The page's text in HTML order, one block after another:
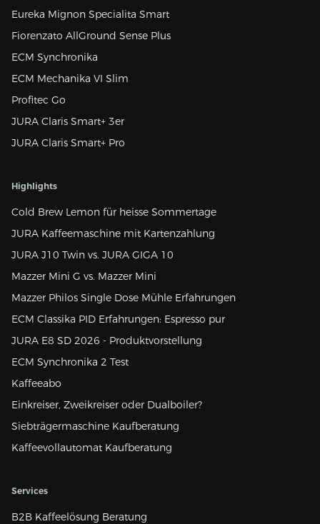
Eureka Mignon Specialita Smart
Fiorenzato AllGround Sense Plus
ECM Synchronika
ECM Mechanika VI Slim
Profitec Go
JURA Claris Smart+ 3er
JURA Claris Smart+ Pro
Highlights
Cold Brew Lemon für heisse Sommertage
JURA Kaffeemaschine mit Kartenzahlung
JURA J10 Twin vs. JURA GIGA 10
Mazzer Mini G vs. Mazzer Mini
Mazzer Philos Single Dose Mühle Erfahrungen
ECM Classika PID Erfahrungen: Espresso pur
JURA E8 SD 2026 - Produktvorstellung
ECM Synchronika 2 Test
Kaffeeabo
Einkreiser, Zweikreiser oder Dualboiler?
Siebträgermaschine Kaufberatung
Kaffeevollautomat Kaufberatung
Services
B2B Kaffeelösung Beratung